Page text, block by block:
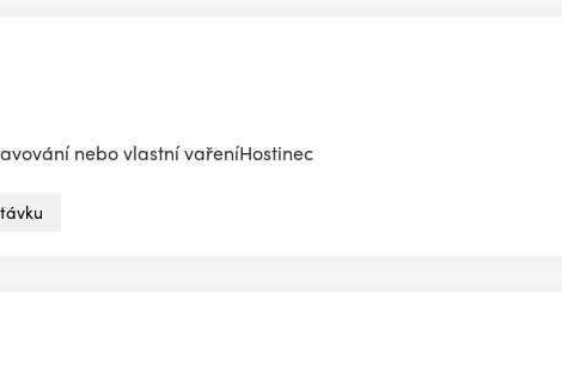
nebo vlastní vařeníHostinec